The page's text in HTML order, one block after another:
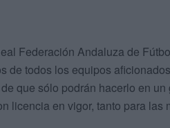
Federación Andaluza de
de todos los equipos
que sólo podrán hacerlo en
licencia en vigor, tanto para